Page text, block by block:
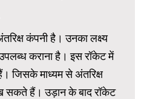
कंपनी है। उनका लक्ष्य
कराना है। इस रॉकेट में
जिसके माध्यम से अंतरिक्ष
सकते हैं। उड़ान के बाद रॉकेट